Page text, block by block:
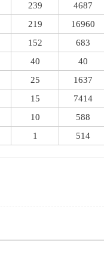
239
4687
219
16960
152
683
40
40
25
1637
15
7414
10
588
1 514